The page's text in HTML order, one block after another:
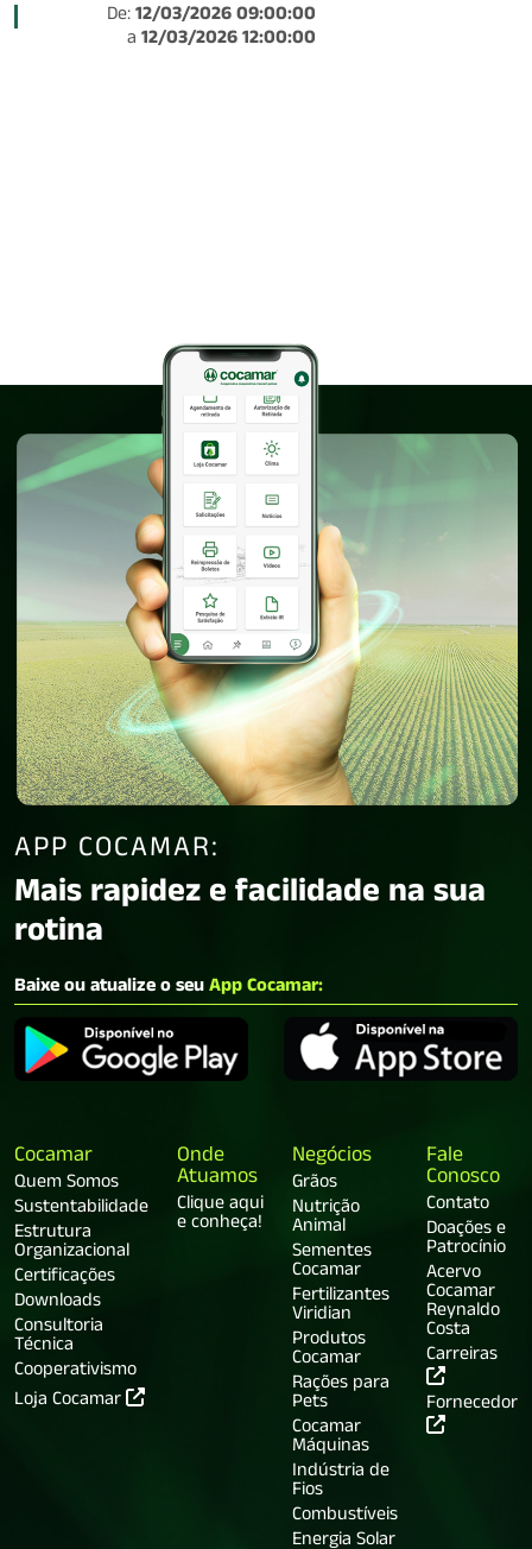
De:12/03/2026 09:00:00
a12/03/2026 12:00:00
APP COCAMAR:
Mais rapidez e facilidade na sua
rotina
Baixe ou atualize o seuApp Cocamar:
Cocamar
Quem Somos
Sustentabilidade
Estrutura
Organizacional
Certificações
Downloads
Consultoria
Técnica
Cooperativismo
Loja Cocamar
Onde
Atuamos
Clique aqui
e conheça!
Negócios
Grãos
Nutrição
Animal
Sementes
Cocamar
Fertilizantes
Viridian
Produtos
Cocamar
Rações para
Pets
Cocamar
Máquinas
Indústria de
Fios
Combustíveis
Energia Solar
Fale
Conosco
Contato
Doações e
Patrocínio
Acervo
Cocamar
Reynaldo
Costa
Carreiras
Fornecedor